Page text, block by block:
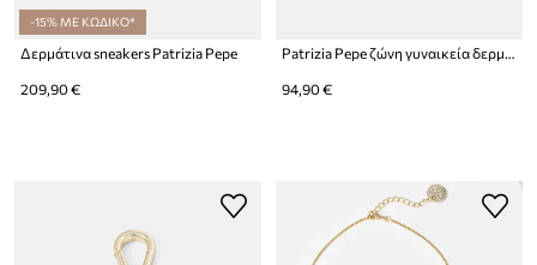
-15% ΜΕ ΚΩΔΙΚΟ*
Δερμάτινα sneakers Patrizia Pepe
209,90 €
Patrizia Pepe ζώνη γυναικεία δερμάτινη
94,90 €